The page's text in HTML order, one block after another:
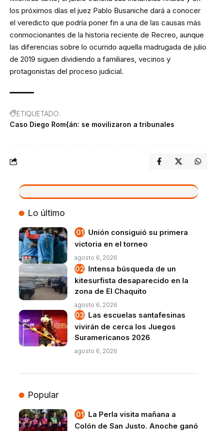
los próximos días el juez Pablo Busaniche dará a conocer
el veredicto que podría poner fin a una de las causas más
conmocionantes de la historia reciente de Recreo, aunque
las diferencias sobre lo ocurrido aquella madrugada de julio
de 2019 siguen dividiendo a familiares, vecinos y
protagonistas del proceso judicial.
ETIQUETADO:
Caso Diego Rom{án: se movilizaron a tribunales
VIVO
Lo último
Unión consiguió su primera
victoria en el torneo
agosto 6, 2026
Intensa búsqueda de un
kitesurfista desaparecido en la
zona de El Chaquito
agosto 6, 2026
Las escuelas santafesinas
vivirán de cerca los Juegos
Suramericanos 2026
agosto 6, 2026
Popular
La Perla visita mañana a
Colón de San Justo. Anoche ganó